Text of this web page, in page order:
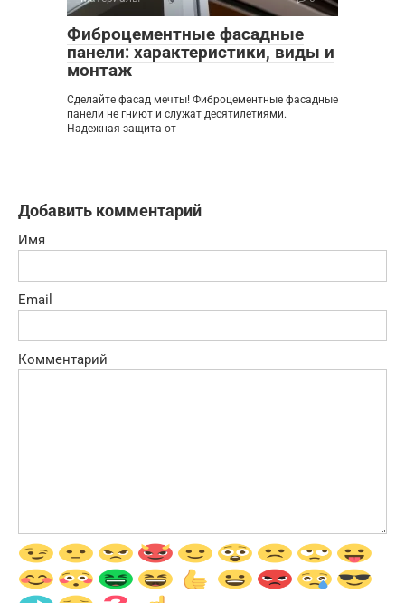
Фиброцементные фасадные
панели: характеристики, виды и
монтаж
Сделайте фасад мечты! Фиброцементные фасадные
панели не гниют и служат десятилетиями.
Надежная защита от
Добавить комментарий
Имя
Email
Комментарий